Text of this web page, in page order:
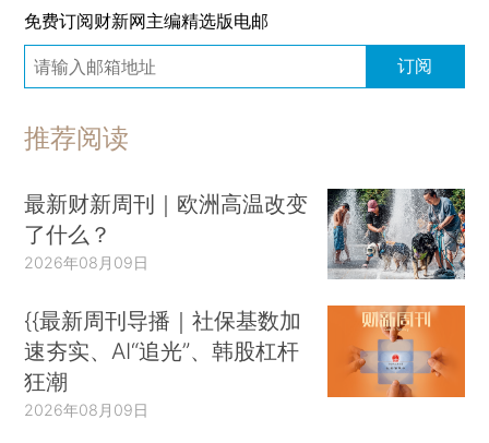
免费订阅财新网主编精选版电邮
订阅
推荐阅读
最新财新周刊｜欧洲高温改变
了什么？
2026年08月09日
{{最新周刊导播｜社保基数加
速夯实、AI“追光”、韩股杠杆
狂潮
2026年08月09日